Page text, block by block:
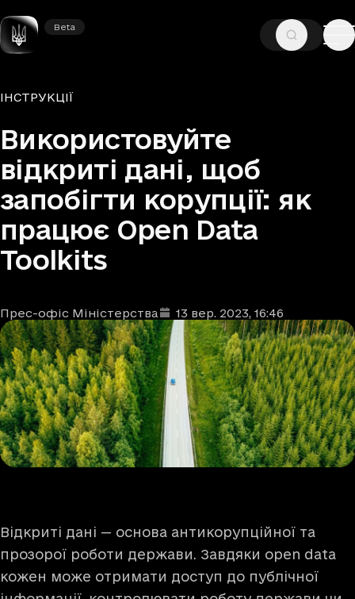
Beta
Beta
ГОЛОВНА —НОВИНИ
Рубрики
ІНСТРУКЦІЇ
Використовуйте
відкриті дані, щоб
запобігти корупції: як
працює Open Data
Toolkits
Автори
Прес-офіс Міністерства
Дата та час публікації: 13 вер. 2023, 16:46
Відкриті дані — основа антикорупційної та
прозорої роботи держави. Завдяки open data
кожен може отримати доступ до публічної